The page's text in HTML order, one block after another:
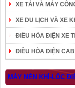
XE TẢI VÀ MÁY
XE DU LỊCH VÀ XE
ĐIỀU HÒA ĐIỆN XE
ĐIỀU HÒA ĐIỆN
MÁY NÉN KHÍ-LỐC